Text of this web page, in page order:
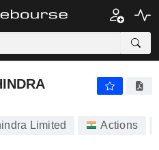
LIMITED 3 502,00
Limited Actions